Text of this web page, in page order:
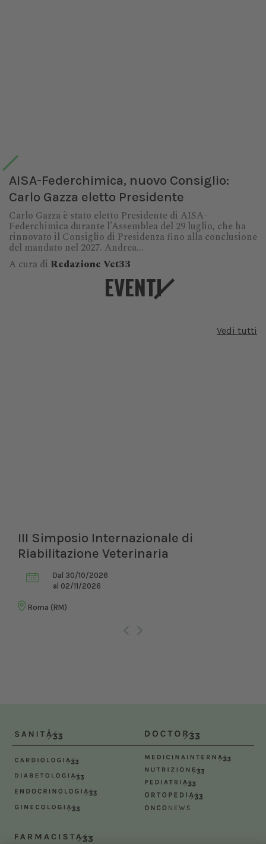
AISA-Federchimica, nuovo Consiglio:
Carlo Gazza eletto Presidente
Carlo Gazza è stato eletto Presidente di AISA-
Federchimica durante l’Assemblea del 29 luglio, che ha
rinnovato il Consiglio di Presidenza fino alla conclusione
del mandato nel 2027. Andrea...
A cura di Redazione Vet33
EVENTI
Vedi tutti
III Simposio Internazionale di
Riabilitazione Veterinaria
Dal 30/10/2026
al 02/11/2026
Roma (RM)